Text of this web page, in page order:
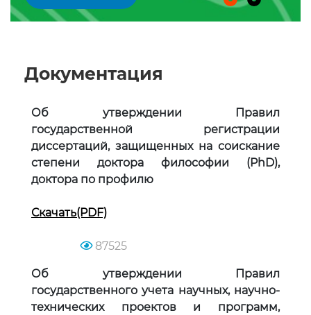
Документация
Об утверждении Правил
государственной регистрации
диссертаций, защищенных на соискание
степени доктора философии (PhD),
доктора по профилю
Скачать(PDF)
87525
Об утверждении Правил
государственного учета научных, научно-
технических проектов и программ,